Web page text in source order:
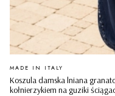
Koszula damska lniana
kołnierzykiem na guziki
PRODUCENT
MADE IN ITALY